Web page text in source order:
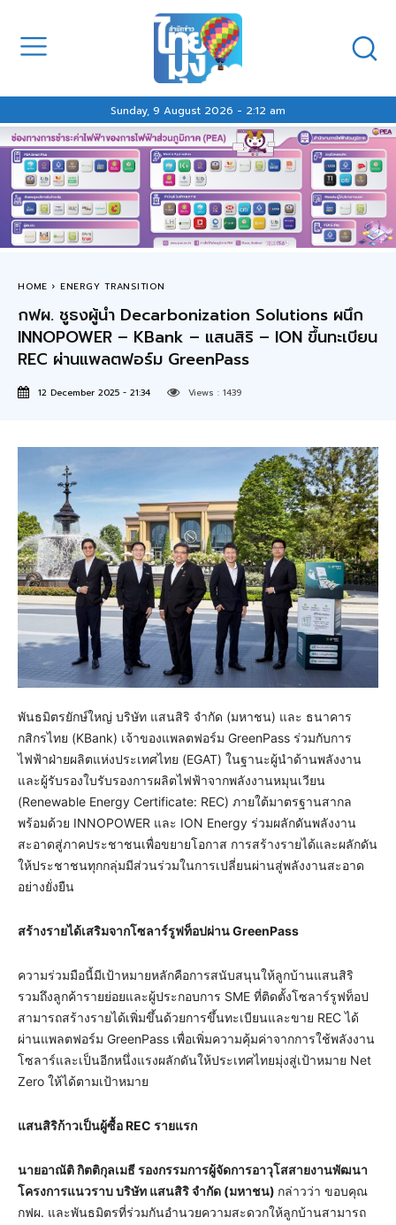
Sunday, 9 August 2026 - 2:12 am
HOME ENERGY TRANSITION
กฟผ. ชูธงผู้นำ Decarbonization Solutions ผนึก
INNOPOWER – KBank – แสนสิริ – ION ขึ้นทะเบียน
REC ผ่านแพลตฟอร์ม GreenPass
12 December 2025 - 21:34 Views : 1439
พันธมิตรยักษ์ใหญ่ บริษัท แสนสิริ จำกัด (มหาชน) และ ธนาคาร
กสิกรไทย (KBank) เจ้าของแพลตฟอร์ม GreenPass ร่วมกับการ
ไฟฟ้าฝ่ายผลิตแห่งประเทศไทย (EGAT) ในฐานะผู้นำด้านพลังงาน
และผู้รับรองใบรับรองการผลิตไฟฟ้าจากพลังงานหมุนเวียน
(Renewable Energy Certificate: REC) ภายใต้มาตรฐานสากล
พร้อมด้วย INNOPOWER และ ION Energy ร่วมผลักดันพลังงาน
สะอาดสู่ภาคประชาชนเพื่อขยายโอกาส การสร้างรายได้และผลักดัน
ให้ประชาชนทุกกลุ่มมีส่วนร่วมในการเปลี่ยนผ่านสู่พลังงานสะอาด
อย่างยั่งยืน
สร้างรายได้เสริมจากโซลาร์รูฟท็อปผ่านGreenPass
ความร่วมมือนี้มีเป้าหมายหลักคือการสนับสนุนให้ลูกบ้านแสนสิริ
รวมถึงลูกค้ารายย่อยและผู้ประกอบการ SME ที่ติดตั้งโซลาร์รูฟท็อป
สามารถสร้างรายได้เพิ่มขึ้นด้วยการขึ้นทะเบียนและขาย REC ได้
ผ่านแพลตฟอร์ม GreenPass เพื่อเพิ่มความคุ้มค่าจากการใช้พลังงาน
โซลาร์และเป็นอีกหนึ่งแรงผลักดันให้ประเทศไทยมุ่งสู่เป้าหมาย Net
Zero ให้ได้ตามเป้าหมาย
แสนสิริก้าวเป็นผู้ซื้อREC รายแรก
นายอาณัติ กิตติกุลเมธี รองกรรมการผู้จัดการอาวุโสสายงานพัฒนา
โครงการแนวราบ บริษัท แสนสิริ จำกัด (มหาชน) กล่าวว่า ขอบคุณ
กฟผ. และพันธมิตรที่ร่วมกันอำนวยความสะดวกให้ลูกบ้านสามารถ